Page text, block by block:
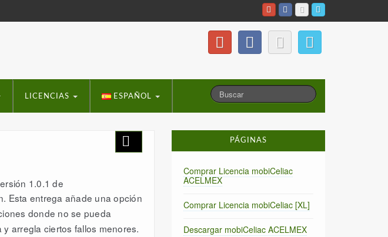
LICENCIAS ESPAÑOL
1.0.1 de
Esta entrega añade una opción
donde no se pueda
arregla ciertos fallos menores.
PÁGINAS
Comprar Licencia mobiCeliac
ACELMEX
Comprar Licencia mobiCeliac [XL]
Descargar mobiCeliac ACELMEX